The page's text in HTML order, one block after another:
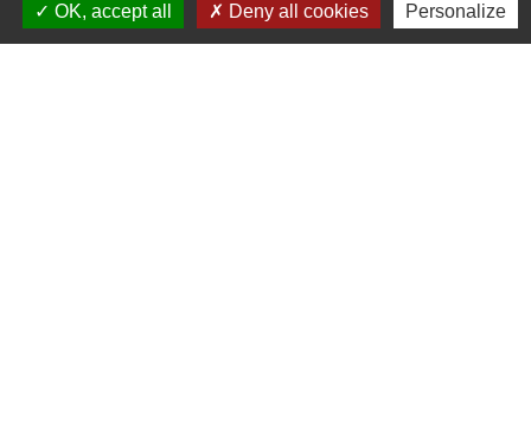
OK, accept all
Deny all cookies Personalize